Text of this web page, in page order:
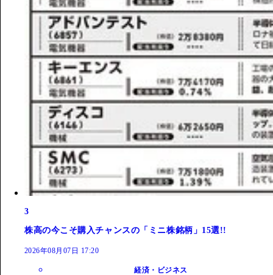
3
株高の今こそ購入チャンスの「ミニ株銘柄」15選!!
2026年08月07日 17:20
経済・ビジネス